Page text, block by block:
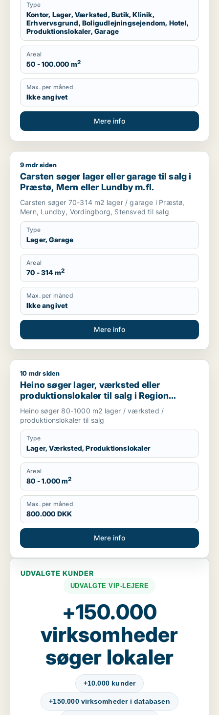
Type
Kontor, Lager, Værksted, Butik, Klinik,
Erhvervsgrund, Boligudlejningsejendom, Hotel,
Produktionslokaler, Garage
Areal
50 - 100.000 m2
Max. per måned
Ikke angivet
Mere info
Carsten søger lager eller garage til salg i Præstø, Mern eller
9 mdr siden
Carsten søger lager eller garage til salg i
Præstø, Mern eller Lundby m.fl.
Carsten søger 70-314 m2 lager / garage i Præstø,
Mern, Lundby, Vordingborg, Stensved til salg
Type
Lager, Garage
Areal
70 - 314 m2
Max. per måned
Ikke angivet
Mere info
Heino søger lager, værksted eller produktionslokaler til salg
10 mdr siden
Heino søger lager, værksted eller
produktionslokaler til salg i Region
Sjælland
Heino søger 80-1000 m2 lager / værksted /
produktionslokaler til salg
Type
Lager, Værksted, Produktionslokaler
Areal
80 - 1.000 m2
Max. per måned
800.000 DKK
Mere info
UDVALGTE KUNDER
UDVALGTE VIP-LEJERE
+150.000
virksomheder
søger lokaler
+10.000 kunder
+150.000 virksomheder i databasen